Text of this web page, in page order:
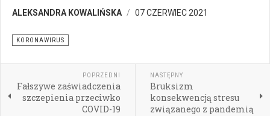
ALEKSANDRA KOWALIŃSKA 07 CZERWIEC 2021
KORONAWIRUS
POPRZEDNI
Fałszywe zaświadczenia
szczepienia przeciwko
COVID-19
NASTĘPNY
Bruksizm
konsekwencją stresu
związanego z pandemią